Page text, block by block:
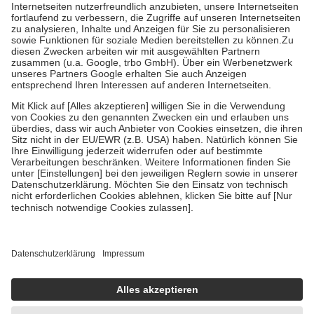
Kosten der Leistung zu entrichten.
Diese Regeln gelten grundsätzlich auch für Online-Apotheken.
Bei Heilmitteln und häuslicher Krankenpflege beträgt die
Zuzahlung zehn Prozent der Kosten sowie zehn Euro je
Verordnung.
Um das Engagement der Versicherten für ihre eigene Gesundheit zu
stärken und die besondere Stellung der Familie zu unterstützen,
fallenkeine Zuzahlungenan bei:
• Kindern und Jugendlichen bis zum vollendeten 18. Lebensjahr
mit Ausnahme der Fahrkosten
• Untersuchungen zur Vorsorge und Früherkennung, die von der
GKV getragen werden
• empfohlenen Schutzimpfungen
• Harn- und Blutteststreifen
getroffen, um sicherzustellen, dass es sich um echte Bewertungen
https://help.etrusted.com/hc/de/articles/4419944605341
Einige Bilder und Inhalte wurden unter Zuhilfenahme künstlicher